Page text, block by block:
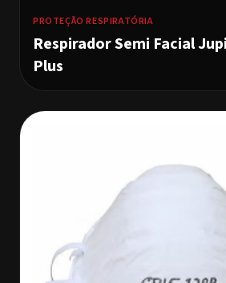
PROTEÇÃO RESPIRATÓRIA
Respirador Semi Facial
Plus